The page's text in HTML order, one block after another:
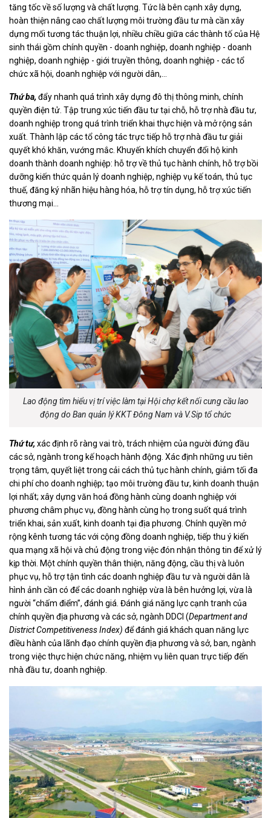
tăng tốc về số lượng và chất lượng. Tức là bên cạnh xây dựng,
hoàn thiện nâng cao chất lượng môi trường đầu tư mà cần xây
dựng mối tương tác thuận lợi, nhiều chiều giữa các thành tố của Hệ
sinh thái gồm chính quyền - doanh nghiệp, doanh nghiệp - doanh
nghiệp, doanh nghiệp - giới truyền thông, doanh nghiệp - các tổ
chức xã hội, doanh nghiệp với người dân,...
Thứ ba, đẩy nhanh quá trình xây dựng đô thị thông minh, chính
quyền điện tử. Tập trung xúc tiến đầu tư tại chỗ, hỗ trợ nhà đầu tư,
doanh nghiệp trong quá trình triển khai thực hiện và mở rộng sản
xuất. Thành lập các tổ công tác trực tiếp hỗ trợ nhà đầu tư giải
quyết khó khăn, vướng mắc. Khuyến khích chuyển đổi hộ kinh
doanh thành doanh nghiệp: hỗ trợ về thủ tục hành chính, hỗ trợ bồi
dưỡng kiến thức quản lý doanh nghiệp, nghiệp vụ kế toán, thủ tục
thuế, đăng ký nhãn hiệu hàng hóa, hỗ trợ tín dụng, hỗ trợ xúc tiến
thương mại...
Lao động tìm hiểu vị trí việc làm tại Hội chợ kết nối cung cầu lao
động do Ban quản lý KKT Đông Nam và V.Sip tổ chức
Thứ tư, xác định rõ ràng vai trò, trách nhiệm của người đứng đầu
các sở, ngành trong kế hoạch hành động. Xác định những ưu tiên
trọng tâm, quyết liệt trong cải cách thủ tục hành chính, giảm tối đa
chi phí cho doanh nghiệp; tạo môi trường đầu tư, kinh doanh thuận
lợi nhất; xây dựng văn hoá đồng hành cùng doanh nghiệp với
phương châm phục vụ, đồng hành cùng họ trong suốt quá trình
triển khai, sản xuất, kinh doanh tại địa phương. Chính quyền mở
rộng kênh tương tác với cộng đồng doanh nghiệp, tiếp thu ý kiến
qua mạng xã hội và chủ động trong việc đón nhận thông tin để xử lý
kịp thời. Một chính quyền thân thiện, năng động, cầu thị và luôn
phục vụ, hỗ trợ tận tình các doanh nghiệp đầu tư và người dân là
hình ảnh cần có để các doanh nghiệp vừa là bên hưởng lợi, vừa là
người “chấm điểm”, đánh giá. Đánh giá năng lực cạnh tranh của
chính quyền địa phương và các sở, ngành DDCI (Department and
District Competitiveness Index) để đánh giá khách quan năng lực
điều hành của lãnh đạo chính quyền địa phương và sở, ban, ngành
trong việc thực hiện chức năng, nhiệm vụ liên quan trực tiếp đến
nhà đầu tư, doanh nghiệp.